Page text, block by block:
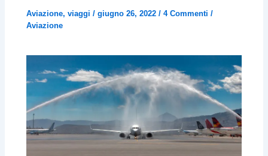
Aviazione,viaggi /giugno 26, 2022/4 Commenti /
Aviazione